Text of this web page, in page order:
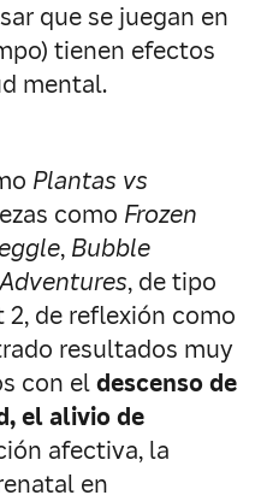
que se juegan en
tienen efectos
mental.
Plantas vs
como Frozen
, Bubble
, de tipo
2, de reflexión como
resultados muy
con eldescenso de
el alivio de
afectiva, la
en